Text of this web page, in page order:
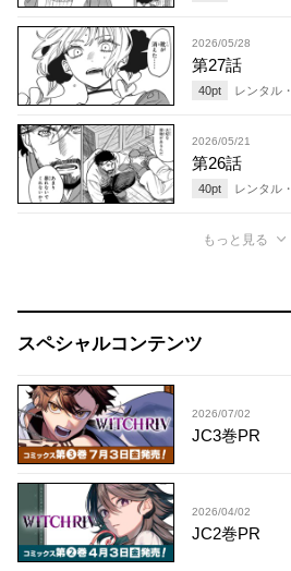
2026/05/28
第27話
40pt レンタル・
2026/05/21
第26話
40pt レンタル・
もっと見る
スペシャルコンテンツ
2026/07/02
JC3巻PR
2026/04/02
JC2巻PR